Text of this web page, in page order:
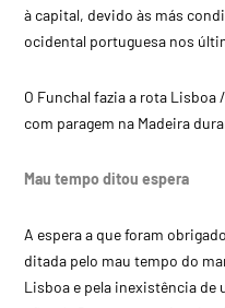
à capital, devido às más
ocidental portuguesa nos
O Funchal fazia a rota
com paragem na Madeira
Mau tempo ditou espera
A espera a que foram
ditada pelo mau tempo do
Lisboa e pela inexistência de